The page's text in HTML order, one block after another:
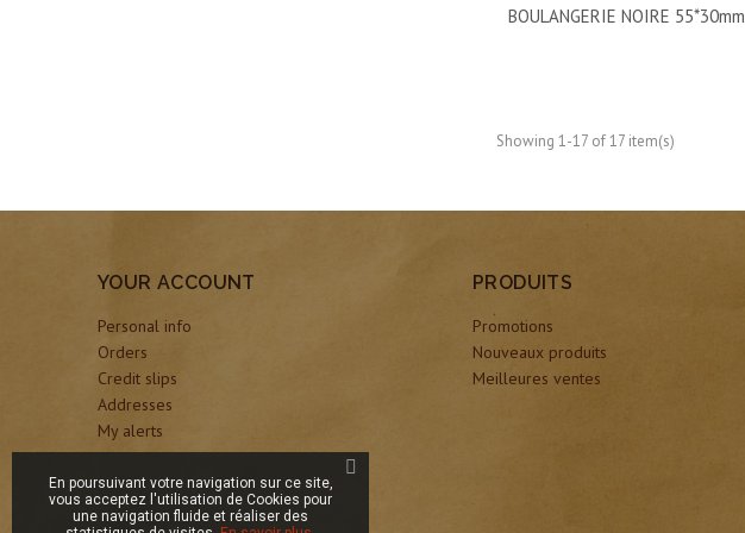
BOULANGERIE NOIRE 55*30mm
Showing 1-17 of 17 item(s)
YOUR ACCOUNT
Personal info
Orders
Credit slips
Addresses
My alerts
PRODUITS
Promotions
Nouveaux produits
Meilleures ventes
En poursuivant votre navigation sur ce site,
vous acceptez l'utilisation de Cookies pour
une navigation fluide et réaliser des